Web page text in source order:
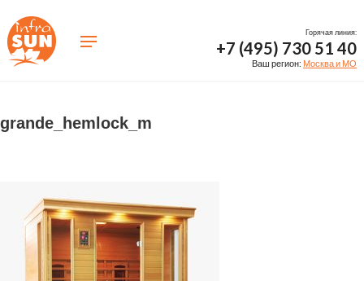
Горячая линия:
+7 (495) 730 51 40
Ваш регион: Москва и МО
grande_hemlock_m